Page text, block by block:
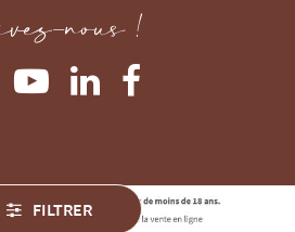
nous !
FILTRER